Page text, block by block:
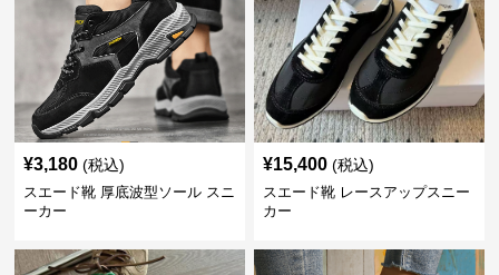
¥3,180 (税込)
スエード靴 厚底波型ソール スニ
ーカー
¥15,400 (税込)
スエード靴 レースアップスニー
カー